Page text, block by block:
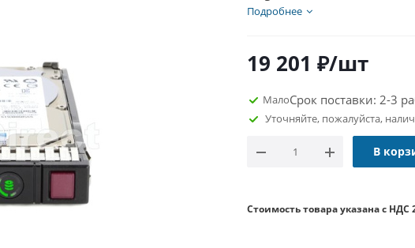
<br>For HP G8 G9 Proliant
759548-001<br>Assembly
установленные
физического соединения.
хранения данных растут и
большая емкость, большая
обработки данных должны
Подробнее
19 201 ₽/шт
МалоСрок поставки: 2-3
Уточняйте, пожалуйста,
В
Стоимость товара указана с НДС